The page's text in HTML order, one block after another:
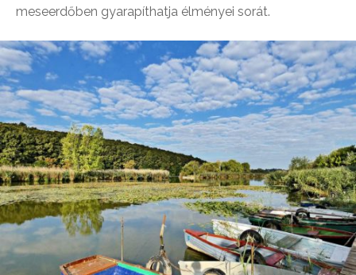
meseerdőben gyarapíthatja élményei sorát.